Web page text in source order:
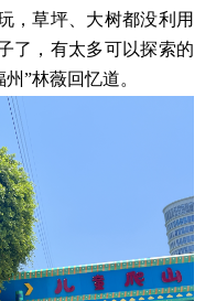
，草坪、大树都没利用
了，有太多可以探索的
”林薇回忆道。